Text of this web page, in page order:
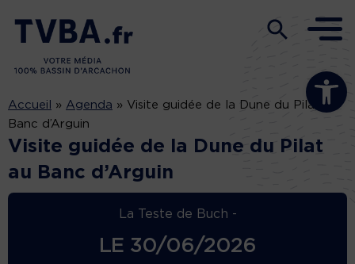
Ouvrir la
Accueil » Agenda » Visite guidée de la Dune du Pilat au
Banc d’Arguin
Visite guidée de la Dune du Pilat
au Banc d’Arguin
La Teste de Buch -
LE 30/06/2026